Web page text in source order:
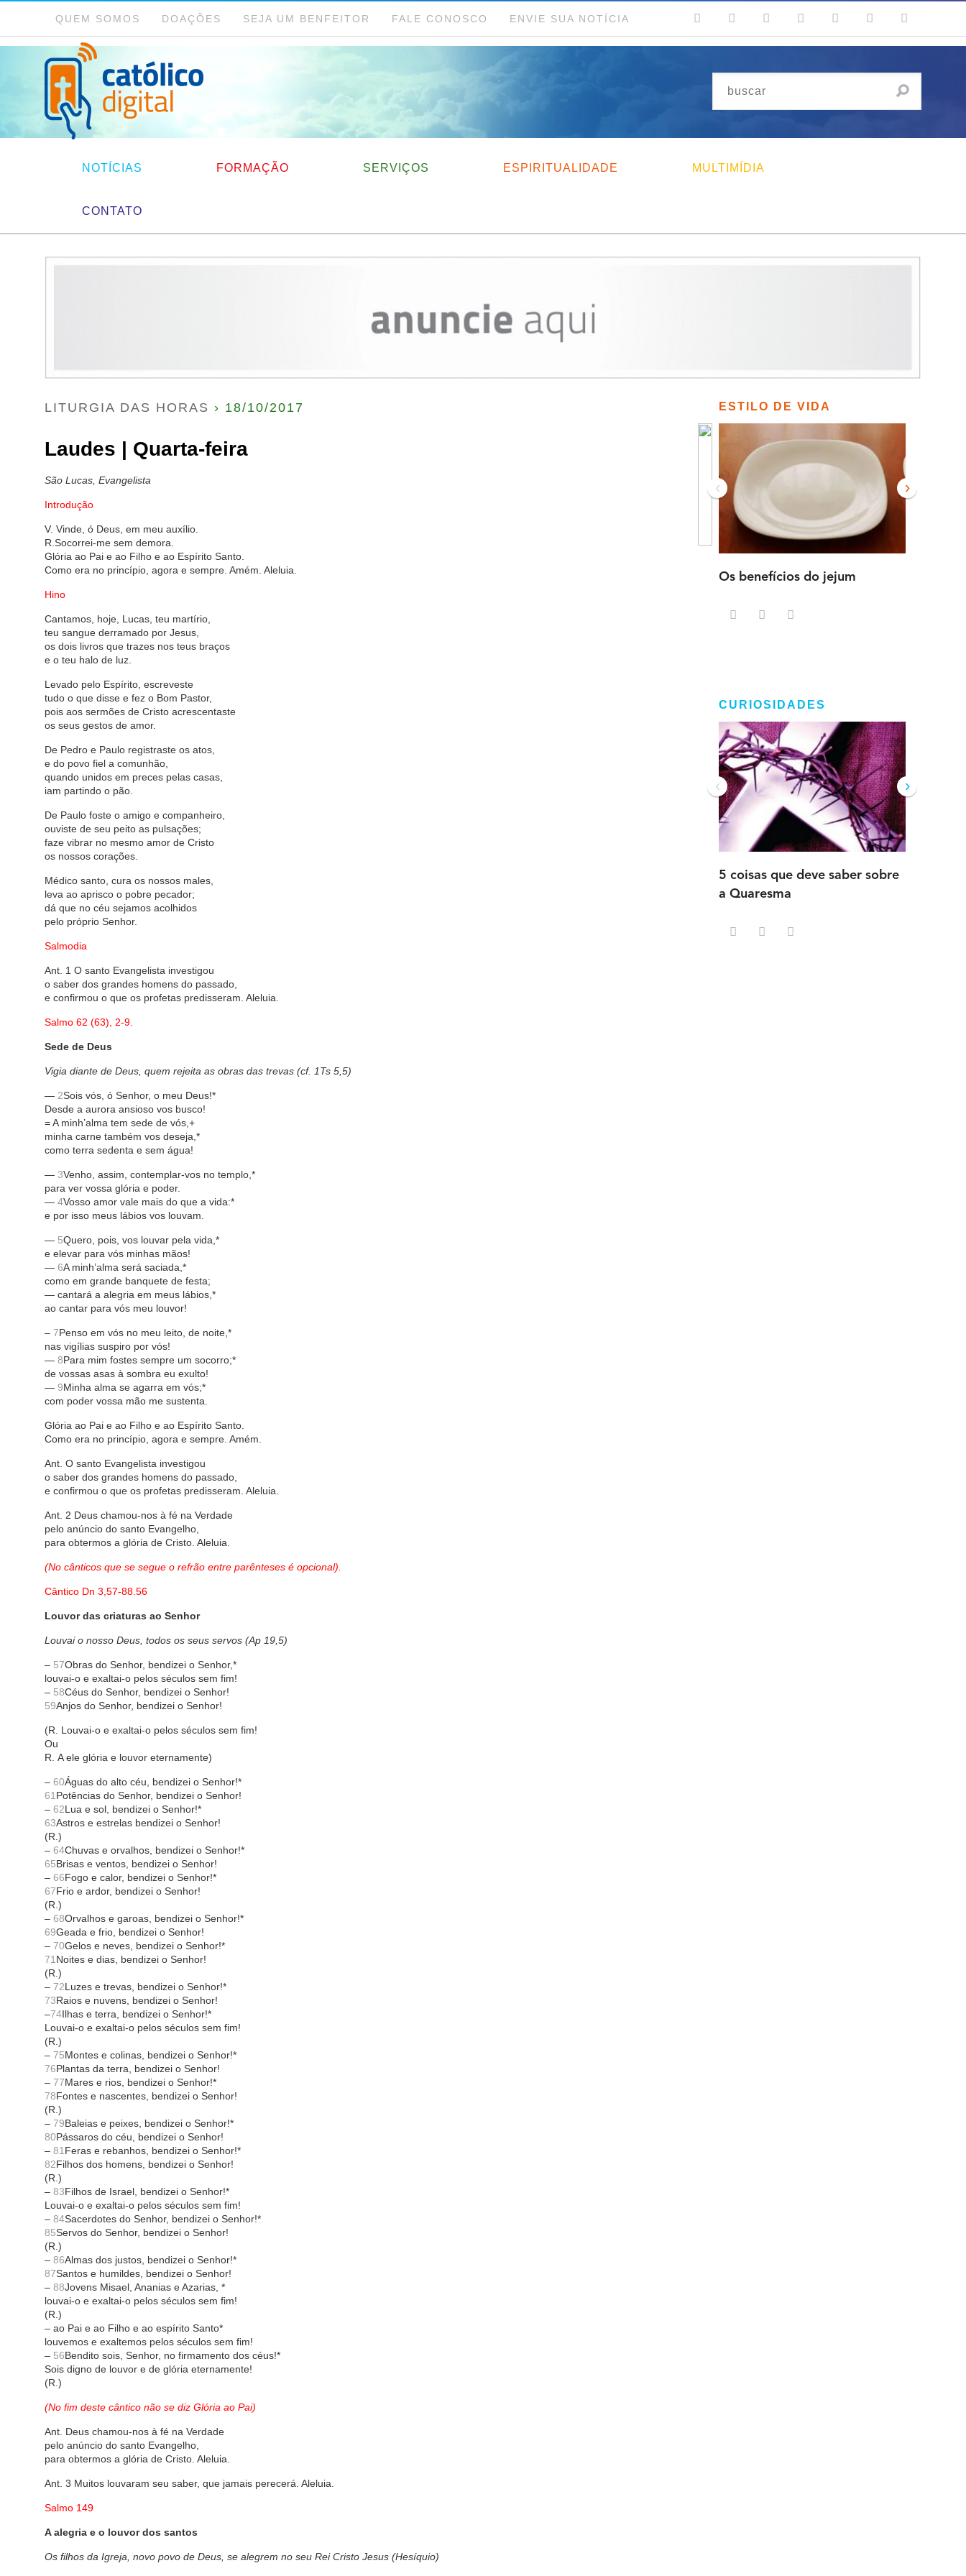
QUEM SOMOS DOAÇÕES SEJA UM BENFEITOR FALE CONOSCO ENVIE SUA NOTÍCIA
NOTÍCIAS FORMAÇÃO SERVIÇOS ESPIRITUALIDADE MULTIMÍDIA
CONTATO
LITURGIA DAS HORAS › 18/10/2017
Laudes | Quarta-feira
São Lucas, Evangelista
Introdução
V. Vinde, ó Deus, em meu auxílio.
R.Socorrei-me sem demora.
Glória ao Pai e ao Filho e ao Espírito Santo.
Como era no princípio, agora e sempre. Amém. Aleluia.
Hino
Cantamos, hoje, Lucas, teu martírio,
teu sangue derramado por Jesus,
os dois livros que trazes nos teus braços
e o teu halo de luz.
Levado pelo Espírito, escreveste
tudo o que disse e fez o Bom Pastor,
pois aos sermões de Cristo acrescentaste
os seus gestos de amor.
De Pedro e Paulo registraste os atos,
e do povo fiel a comunhão,
quando unidos em preces pelas casas,
iam partindo o pão.
De Paulo foste o amigo e companheiro,
ouviste de seu peito as pulsações;
faze vibrar no mesmo amor de Cristo
os nossos corações.
Médico santo, cura os nossos males,
leva ao aprisco o pobre pecador;
dá que no céu sejamos acolhidos
pelo próprio Senhor.
Salmodia
Ant. 1 O santo Evangelista investigou
o saber dos grandes homens do passado,
e confirmou o que os profetas predisseram. Aleluia.
Salmo 62 (63), 2-9.
Sede de Deus
Vigia diante de Deus, quem rejeita as obras das trevas (cf. 1Ts 5,5)
— 2Sois vós, ó Senhor, o meu Deus!*
Desde a aurora ansioso vos busco!
= A minh’alma tem sede de vós,+
minha carne também vos deseja,*
como terra sedenta e sem água!
— 3Venho, assim, contemplar-vos no templo,*
para ver vossa glória e poder.
— 4Vosso amor vale mais do que a vida:*
e por isso meus lábios vos louvam.
— 5Quero, pois, vos louvar pela vida,*
e elevar para vós minhas mãos!
— 6A minh’alma será saciada,*
como em grande banquete de festa;
— cantará a alegria em meus lábios,*
ao cantar para vós meu louvor!
– 7Penso em vós no meu leito, de noite,*
nas vigílias suspiro por vós!
— 8Para mim fostes sempre um socorro;*
de vossas asas à sombra eu exulto!
— 9Minha alma se agarra em vós;*
com poder vossa mão me sustenta.
Glória ao Pai e ao Filho e ao Espírito Santo.
Como era no princípio, agora e sempre. Amém.
Ant. O santo Evangelista investigou
o saber dos grandes homens do passado,
e confirmou o que os profetas predisseram. Aleluia.
Ant. 2 Deus chamou-nos à fé na Verdade
pelo anúncio do santo Evangelho,
para obtermos a glória de Cristo. Aleluia.
(No cânticos que se segue o refrão entre parênteses é opcional).
Cântico Dn 3,57-88.56
Louvor das criaturas ao Senhor
Louvai o nosso Deus, todos os seus servos (Ap 19,5)
– 57Obras do Senhor, bendizei o Senhor,*
louvai-o e exaltai-o pelos séculos sem fim!
– 58Céus do Senhor, bendizei o Senhor!
59Anjos do Senhor, bendizei o Senhor!
(R. Louvai-o e exaltai-o pelos séculos sem fim!
Ou
R. A ele glória e louvor eternamente)
– 60Águas do alto céu, bendizei o Senhor!*
61 Potências do Senhor, bendizei o Senhor!
– 62Lua e sol, bendizei o Senhor!*
63Astros e estrelas bendizei o Senhor!
(R.)
– 64Chuvas e orvalhos, bendizei o Senhor!*
65Brisas e ventos, bendizei o Senhor!
– 66Fogo e calor, bendizei o Senhor!*
67Frio e ardor, bendizei o Senhor!
(R.)
– 68Orvalhos e garoas, bendizei o Senhor!*
69Geada e frio, bendizei o Senhor!
– 70Gelos e neves, bendizei o Senhor!*
71 Noites e dias, bendizei o Senhor!
(R.)
– 72Luzes e trevas, bendizei o Senhor!*
73Raios e nuvens, bendizei o Senhor!
–74Ilhas e terra, bendizei o Senhor!*
Louvai-o e exaltai-o pelos séculos sem fim!
(R.)
– 75Montes e colinas, bendizei o Senhor!*
76Plantas da terra, bendizei o Senhor!
– 77Mares e rios, bendizei o Senhor!*
78Fontes e nascentes, bendizei o Senhor!
(R.)
– 79Baleias e peixes, bendizei o Senhor!*
80Pássaros do céu, bendizei o Senhor!
– 81 Feras e rebanhos, bendizei o Senhor!*
82Filhos dos homens, bendizei o Senhor!
(R.)
– 83Filhos de Israel, bendizei o Senhor!*
Louvai-o e exaltai-o pelos séculos sem fim!
– 84Sacerdotes do Senhor, bendizei o Senhor!*
85Servos do Senhor, bendizei o Senhor!
(R.)
– 86Almas dos justos, bendizei o Senhor!*
87Santos e humildes, bendizei o Senhor!
– 88Jovens Misael, Ananias e Azarias, *
louvai-o e exaltai-o pelos séculos sem fim!
(R.)
– ao Pai e ao Filho e ao espírito Santo*
louvemos e exaltemos pelos séculos sem fim!
– 56Bendito sois, Senhor, no firmamento dos céus!*
Sois digno de louvor e de glória eternamente!
(R.)
(No fim deste cântico não se diz Glória ao Pai)
Ant. Deus chamou-nos à fé na Verdade
pelo anúncio do santo Evangelho,
para obtermos a glória de Cristo. Aleluia.
Ant. 3 Muitos louvaram seu saber, que jamais perecerá. Aleluia.
Salmo 149
A alegria e o louvor dos santos
Os filhos da Igreja, novo povo de Deus, se alegrem no seu Rei Cristo Jesus (Hesíquio)
ESTILO DE VIDA
Os benefícios do jejum
‹ ›
CURIOSIDADES
5 coisas que deve saber sobre
a Quaresma
‹ ›